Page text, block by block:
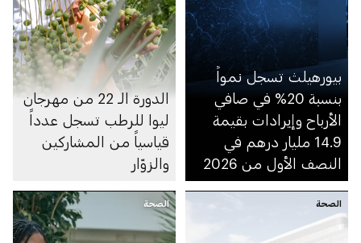
بيورهيلث تسجل نمواً
بنسبة 20% في صافي
الأرباح وإيرادات بقيمة
14.9 مليار درهم في
النصف الأول من 2026
الدورة الـ 22 من مهرجان
ليوا للرطب تسجل عدداً
قياسياً من المشاركين
والزوّار
الصحة الصحة